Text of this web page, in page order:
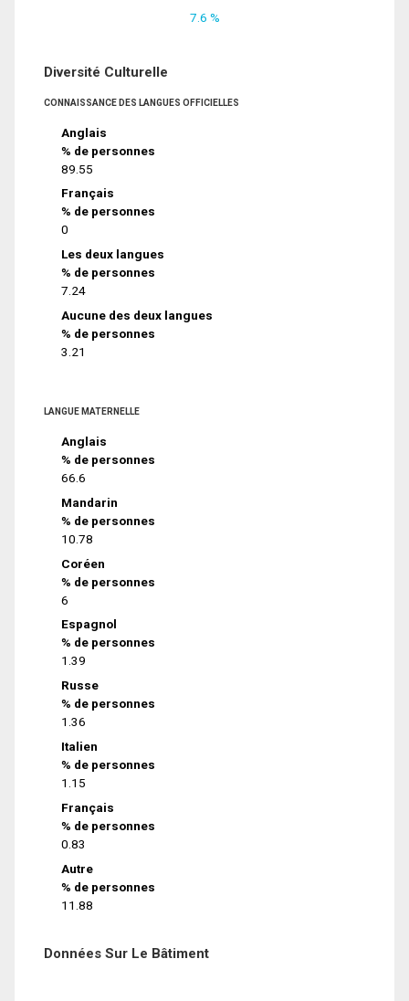
7.6 %
Diversité Culturelle
CONNAISSANCE DES LANGUES OFFICIELLES
Anglais
% de personnes
89.55
Français
% de personnes
0
Les deux langues
% de personnes
7.24
Aucune des deux langues
% de personnes
3.21
LANGUE MATERNELLE
Anglais
% de personnes
66.6
Mandarin
% de personnes
10.78
Coréen
% de personnes
6
Espagnol
% de personnes
1.39
Russe
% de personnes
1.36
Italien
% de personnes
1.15
Français
% de personnes
0.83
Autre
% de personnes
11.88
Données Sur Le Bâtiment